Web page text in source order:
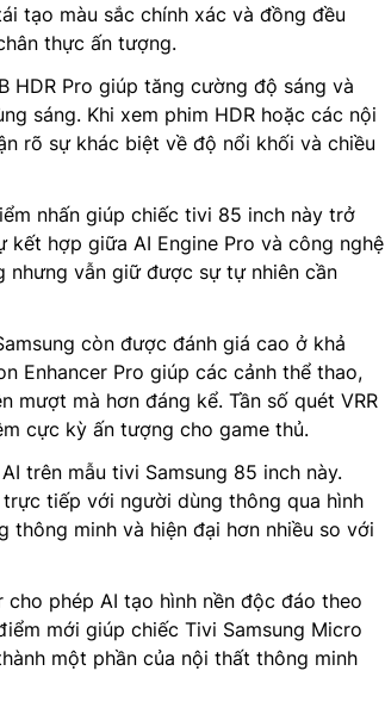
tạo màu sắc chính xác và đồng đều
thực ấn tượng.
HDR Pro giúp tăng cường độ sáng và
sáng. Khi xem phim HDR hoặc các nội
rõ sự khác biệt về độ nổi khối và chiều
nhấn giúp chiếc tivi 85 inch này trở
hợp giữa AI Engine Pro và công nghệ
nhưng vẫn giữ được sự tự nhiên cần
còn được đánh giá cao ở khả
Enhancer Pro giúp các cảnh thể thao,
mượt mà hơn đáng kể. Tần số quét VRR
cực kỳ ấn tượng cho game thủ.
trên mẫu tivi Samsung 85 inch này.
tiếp với người dùng thông qua hình
thông minh và hiện đại hơn nhiều so với
cho phép AI tạo hình nền độc đáo theo
mới giúp chiếc Tivi Samsung Micro
một phần của nội thất thông minh